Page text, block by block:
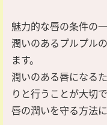
魅力的な唇の条件の
潤いのあるプルプル
ます。
潤いのある唇になる
りと行うことが大切で
唇の潤いを守る方法